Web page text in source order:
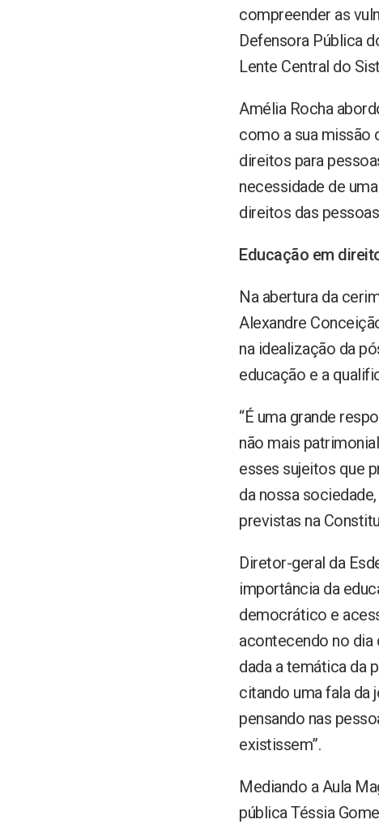
compreender as
Defensora Pública
Lente Central do
Amélia Rocha
como a sua missão
direitos para
necessidade de
direitos das
Educação em
Na abertura da
Alexandre
na idealização da
educação e a
“É uma grande
não mais
esses sujeitos que
da nossa
previstas na
Diretor-geral da
importância da
democrático e
acontecendo no
dada a temática da
citando uma fala da
pensando nas
existissem”.
Mediando a Aula
pública Téssia